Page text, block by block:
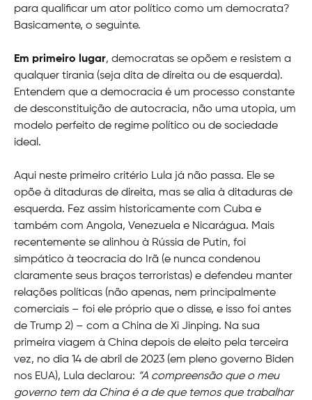
para qualificar um ator político como um democrata?
Basicamente, o seguinte.
Em primeiro lugar, democratas se opõem e resistem a
qualquer tirania (seja dita de direita ou de esquerda).
Entendem que a democracia é um processo constante
de desconstituição de autocracia, não uma utopia, um
modelo perfeito de regime político ou de sociedade
ideal.
Aqui neste primeiro critério Lula já não passa. Ele se
opõe à ditaduras de direita, mas se alia à ditaduras de
esquerda. Fez assim historicamente com Cuba e
também com Angola, Venezuela e Nicarágua. Mais
recentemente se alinhou à Rússia de Putin, foi
simpático à teocracia do Irã (e nunca condenou
claramente seus braços terroristas) e defendeu manter
relações políticas (não apenas, nem principalmente
comerciais – foi ele próprio que o disse, e isso foi antes
de Trump 2) – com a China de Xi Jinping. Na sua
primeira viagem à China depois de eleito pela terceira
vez, no dia 14 de abril de 2023 (em pleno governo Biden
nos EUA), Lula declarou: “A compreensão que o meu
governo tem da China é a de que temos que trabalhar